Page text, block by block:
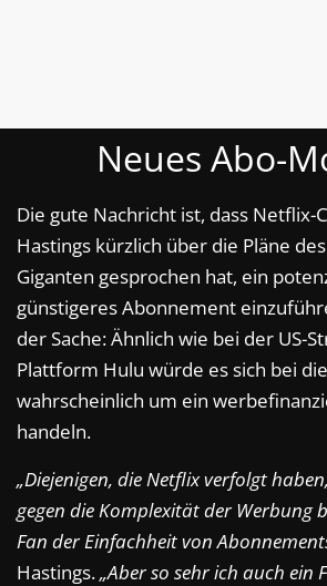
Neues Abo-
Die gute Nachricht ist, dass Netflix-
Hastings kürzlich über die Pläne
Giganten gesprochen hat, ein
günstigeres Abonnement
der Sache: Ähnlich wie bei der US-
Plattform Hulu würde es sich bei
wahrscheinlich um ein
handeln.
„Diejenigen, die Netflix verfolgt
gegen die Komplexität der Werbung
Fan der Einfachheit von
Hastings.„Aber so sehr ich auch ein